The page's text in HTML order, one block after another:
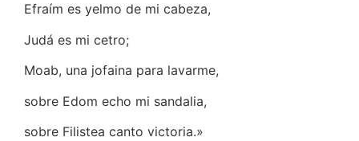
Efraím es yelmo de mi cabeza,
Judá es mi cetro;
Moab, una jofaina para lavarme,
sobre Edom echo mi sandalia,
sobre Filistea canto victoria.»